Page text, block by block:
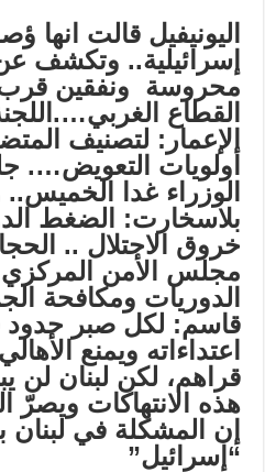
إسرائيلية.. وتكشف
محروسة ونفقين
القطاع
الإعمار: لتصنيف
أولويات التعويض….
الوزراء غدا الخميس..
بلاسخارت: الضغط
خروق الاحتلال ..
مجلس الأمن
الدوريات ومكافحة
قاسم: لكل صبر حدود
اعتداءاته ويمنع
قراهم، لكن لبنان لن
هذه الانتهاكات ويصرّ
إن المشكلة في لبنان
“إسرائيل”